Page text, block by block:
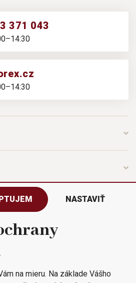
371 043
vyhradené © 2023
spol. s r.o.
NASTAVIŤ
na mieru. Na základe Vášho